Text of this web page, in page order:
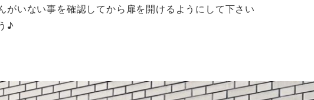
がいない事を確認してから扉を開けるようにして下さい
♪